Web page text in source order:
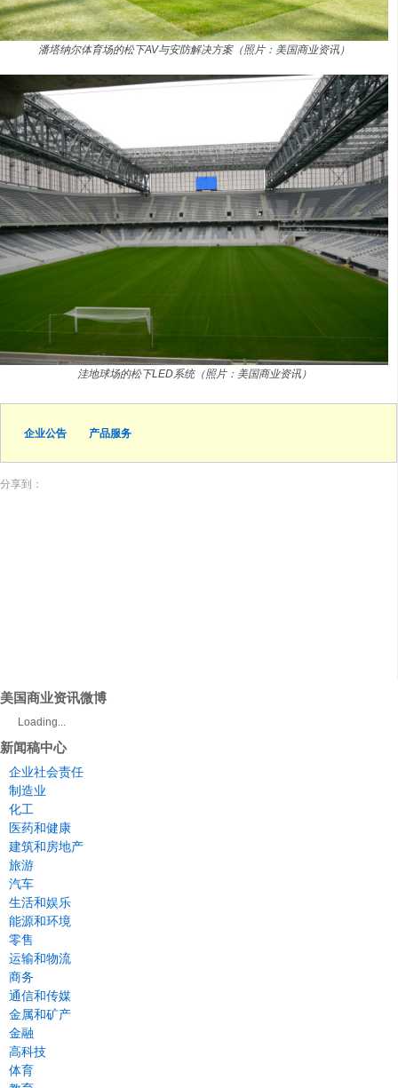
潘塔纳尔体育场的松下AV与安防解决方案（照片：美国商业资讯）
洼地球场的松下LED系统（照片：美国商业资讯）
企业公告 产品服务
分享到：
美国商业资讯微博
Loading...
新闻稿中心
企业社会责任
制造业
化工
医药和健康
建筑和房地产
旅游
汽车
生活和娱乐
能源和环境
零售
运输和物流
商务
通信和传媒
金属和矿产
金融
高科技
体育